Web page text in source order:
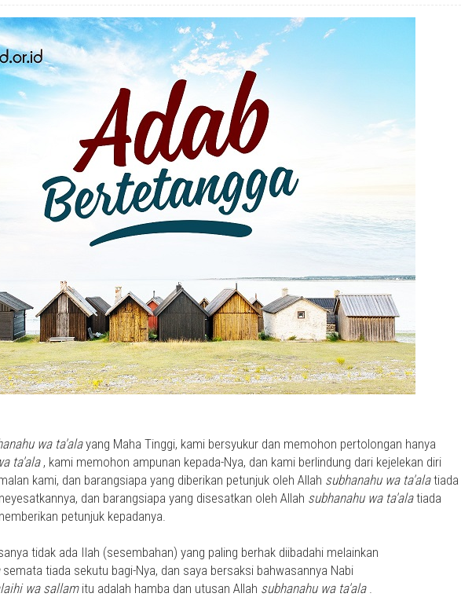
wa ta'alayang Maha Tinggi, kami bersyukur dan memohon pertolongan hanya
ta'ala, kami memohon ampunan kepada-Nya, dan kami berlindung dari kejelekan diri
kami, dan barangsiapa yang diberikan petunjuk oleh Allah subhanahu wa ta'alatiada
dan barangsiapa yang disesatkan oleh Allah subhanahu wa ta'alatiada
petunjuk kepadanya.
tidak ada Ilah (sesembahan) yang paling berhak diibadahi melainkan
semata tiada sekutu bagi-Nya, dan saya bersaksi bahwasannya Nabi
wa sallamitu adalah hamba dan utusan Allah subhanahu wa ta'ala
HAL YANG
DIKETAHUI SEBELUM
RAMADHAN
RUKUN-RUKUN PUASA
KIAT MERAIH SUKSES DI
BULAN SUCI RAMADHAN